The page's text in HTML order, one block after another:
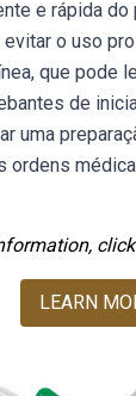
e rápida do
o uso
que pode
de
uma
ordens
LEARN